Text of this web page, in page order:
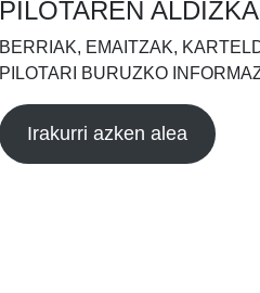
PILOTAREN
BERRIAK, EMAITZAK,
PILOTARI BURUZKO
Irakurri azken alea